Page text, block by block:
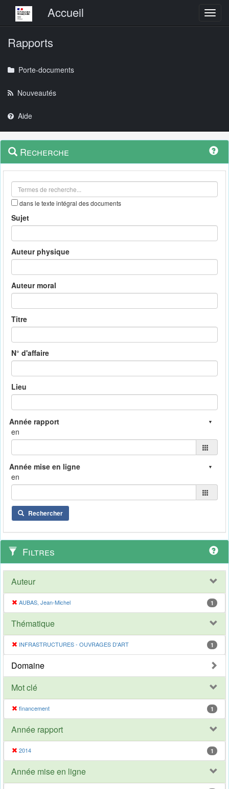
Menu principalAccueil
Rapports
Porte-documents
Nouveautés
Aide
Navigation
outils
Menu
contextuel
Recherche
dans le texte intégral des documents
Sujet
Auteur physique
Auteur moral
Titre
N° d'affaire
Lieu
en
en
Rechercher
Filtres
Auteur
AUBAS, Jean-Michel 1
Thématique
INFRASTRUCTURES - OUVRAGES D'ART 1
Domaine
Mot clé
financement 1
Année rapport
2014 1
Année mise en ligne